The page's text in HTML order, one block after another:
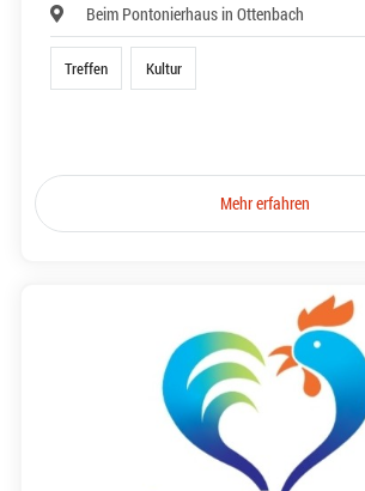
Beim Pontonierhaus in Ottenbach
Treffen Kultur
Mehr erfahren